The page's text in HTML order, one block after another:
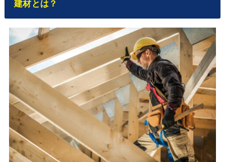
建材とは？